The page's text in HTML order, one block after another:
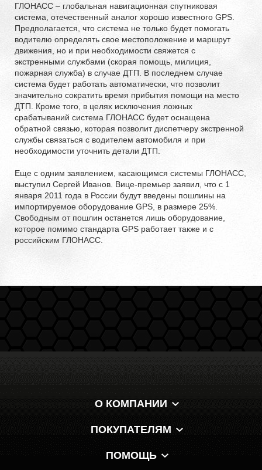
ГЛОНАСС – глобальная навигационная спутниковая
система, отечественный аналог хорошо известного GPS.
Предполагается, что система не только будет помогать
водителю определять свое местоположение и маршрут
движения, но и при необходимости свяжется с
экстренными службами (скорая помощь, милиция,
пожарная служба) в случае ДТП. В последнем случае
система будет работать автоматически, что позволит
значительно сократить время прибытия помощи на место
ДТП. Кроме того, в целях исключения ложных
срабатываний система ГЛОНАСС будет оснащена
обратной связью, которая позволит диспетчеру экстренной
службы связаться с водителем автомобиля и при
необходимости уточнить детали ДТП.
Еще с одним заявлением, касающимся системы ГЛОНАСС,
выступил Сергей Иванов. Вице-премьер заявил, что с 1
января 2011 года в России будут введены пошлины на
импортируемое оборудование GPS, в размере 25%.
Свободным от пошлин останется лишь оборудование,
которое помимо стандарта GPS работает также и с
российским ГЛОНАСС.
О КОМПАНИИ
ПОКУПАТЕЛЯМ
ПОМОЩЬ